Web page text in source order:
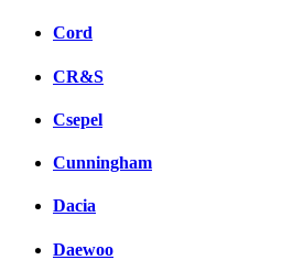
Cord
CR&S
Csepel
Cunningham
Dacia
Daewoo